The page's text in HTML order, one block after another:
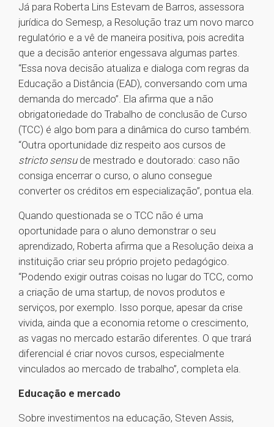
Já para Roberta Lins Estevam de Barros, assessora
jurídica do Semesp, a Resolução traz um novo marco
regulatório e a vê de maneira positiva, pois acredita
que a decisão anterior engessava algumas partes.
“Essa nova decisão atualiza e dialoga com regras da
Educação a Distância (EAD), conversando com uma
demanda do mercado”. Ela afirma que a não
obrigatoriedade do Trabalho de conclusão de Curso
(TCC) é algo bom para a dinâmica do curso também.
“Outra oportunidade diz respeito aos cursos de
stricto sensude mestrado e doutorado: caso não
consiga encerrar o curso, o aluno consegue
converter os créditos em especialização”, pontua ela.
Quando questionada se o TCC não é uma
oportunidade para o aluno demonstrar o seu
aprendizado, Roberta afirma que a Resolução deixa a
instituição criar seu próprio projeto pedagógico.
“Podendo exigir outras coisas no lugar do TCC, como
a criação de uma startup, de novos produtos e
serviços, por exemplo. Isso porque, apesar da crise
vivida, ainda que a economia retome o crescimento,
as vagas no mercado estarão diferentes. O que trará
diferencial é criar novos cursos, especialmente
vinculados ao mercado de trabalho”, completa ela.
Educação e mercado
Sobre investimentos na educação, Steven Assis,